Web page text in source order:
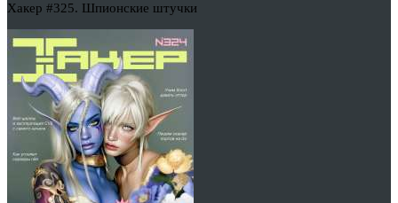
Хакер #325. Шпионские штучки